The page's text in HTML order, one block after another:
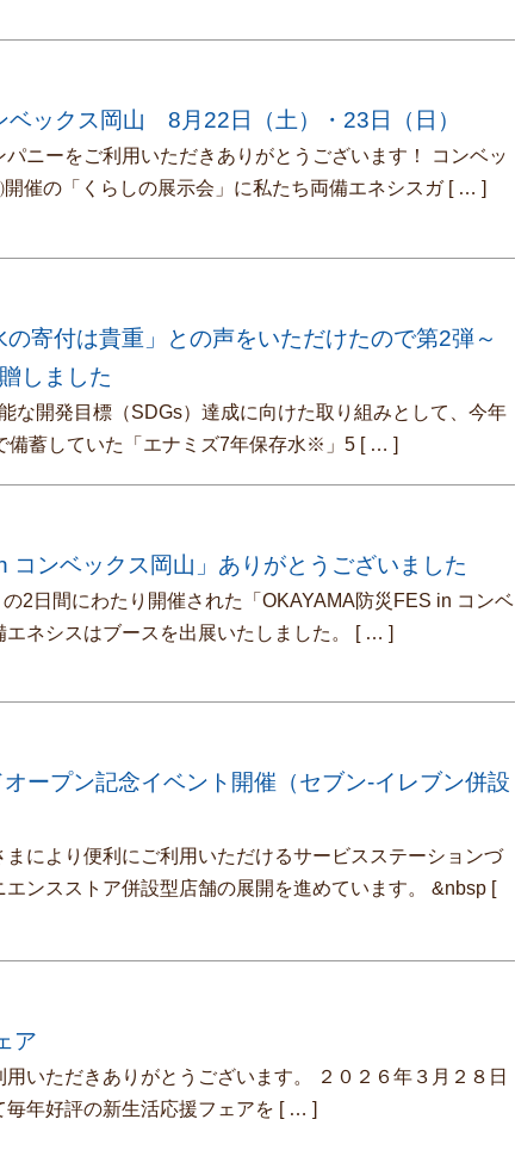
ックス岡山 8月22日（土）・23日（日）
ニーをご利用いただきありがとうございます！ コンベッ
催の「くらしの展示会」に私たち両備エネシスガ [ … ]
の寄付は貴重」との声をいただけたので第2弾～
しました
な開発目標（SDGs）達成に向けた取り組みとして、今年
備蓄していた「エナミズ7年保存水※」5 [ … ]
コンベックス岡山」ありがとうございました
2日間にわたり開催された「OKAYAMA防災FES in コンベ
ネシスはブースを出展いたしました。
[ … ]
ープン記念イベント開催（セブン-イレブン併設
により便利にご利用いただけるサービスステーションづ
エンスストア併設型店舗の展開を進めています。 &nbsp [
ア
いただきありがとうございます。 ２０２６年３月２８日
毎年好評の新生活応援フェアを [ … ]